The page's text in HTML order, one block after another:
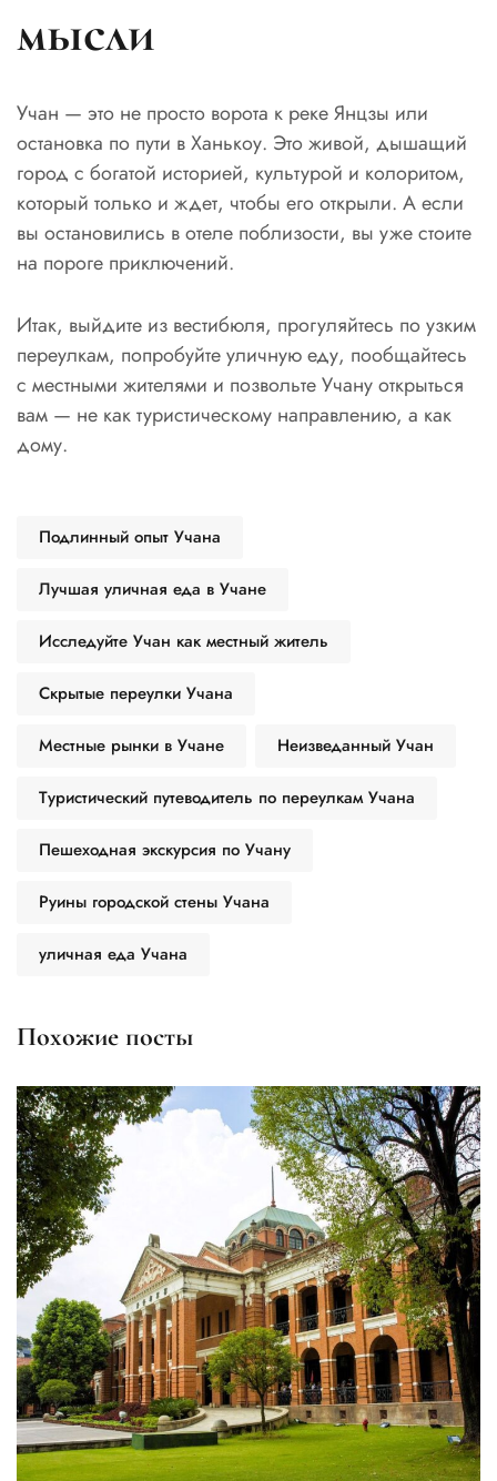
мысли
Учан — это не просто ворота к реке Янцзы или
остановка по пути в Ханькоу. Это живой, дышащий
город с богатой историей, культурой и колоритом,
который только и ждет, чтобы его открыли. А если
вы остановились в отеле поблизости, вы уже стоите
на пороге приключений.
Итак, выйдите из вестибюля, прогуляйтесь по узким
переулкам, попробуйте уличную еду, пообщайтесь
с местными жителями и позвольте Учану открыться
вам — не как туристическому направлению, а как
дому.
Подлинный опыт Учана
Лучшая уличная еда в Учане
Исследуйте Учан как местный житель
Скрытые переулки Учана
Местные рынки в Учане Неизведанный Учан
Туристический путеводитель по переулкам Учана
Пешеходная экскурсия по Учану
Руины городской стены Учана
уличная еда Учана
Похожие посты